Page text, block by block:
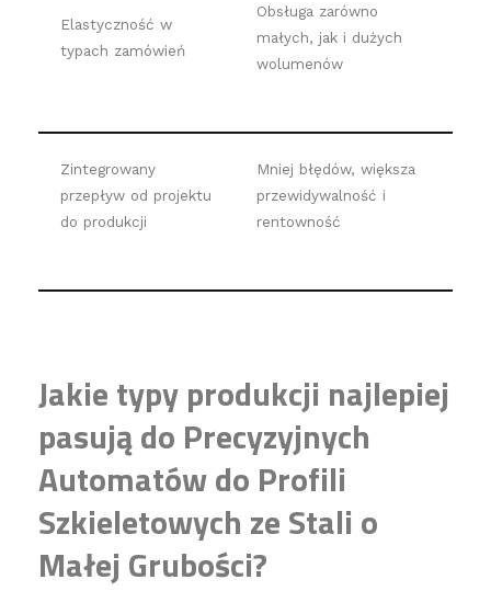
Elastyczność w
typach zamówień
Obsługa zarówno
małych, jak i dużych
wolumenów
Zintegrowany
przepływ od projektu
do produkcji
Mniej błędów, większa
przewidywalność i
rentowność
Jakie typy produkcji najlepiej
pasują do Precyzyjnych
Automatów do Profili
Szkieletowych ze Stali o
Małej Grubości?